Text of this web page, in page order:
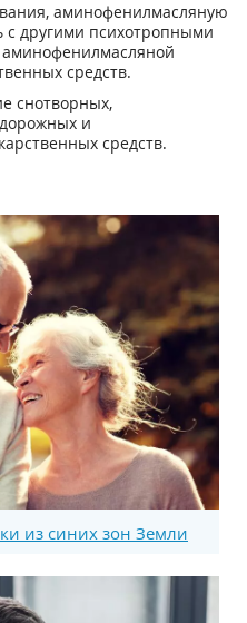
аминофенилмасляную
с другими психотропными
средств.
снотворных,
и
средств.
из синих зон Земли